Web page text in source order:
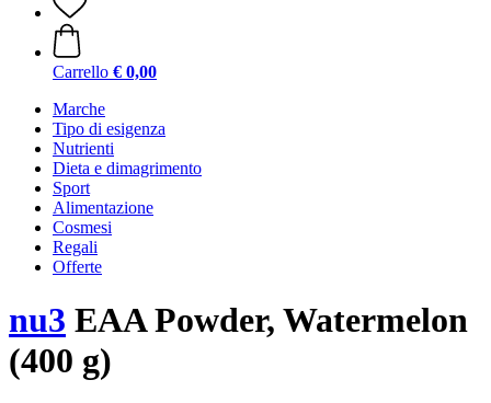
Carrello € 0,00
Marche
Tipo di esigenza
Nutrienti
Dieta e dimagrimento
Sport
Alimentazione
Cosmesi
Regali
Offerte
nu3 EAA Powder, Watermelon
(400 g)